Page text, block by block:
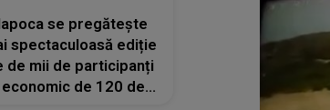
se pregătește
spectaculoasă ediție
de mii de participanți
de 120 de